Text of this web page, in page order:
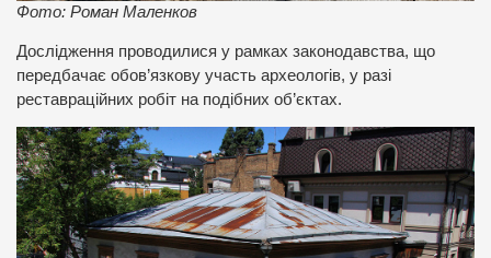
Фото: Роман Маленков
Дослідження проводилися у рамках законодавства, що
передбачає обов’язкову участь археологів, у разі
реставраційних робіт на подібних об’єктах.